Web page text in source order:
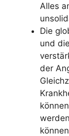
Alles
Die
und
der